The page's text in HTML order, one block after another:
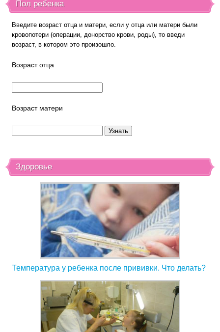
Пол ребенка
Введите возраст отца и матери, если у отца или матери были
кровопотери (операции, донорство крови, роды), то введи
возраст, в котором это произошло.
Возраст отца
Возраст матери
Здоровье
Температура у ребенка после прививки. Что делать?